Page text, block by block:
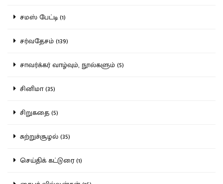
சமஸ் பேட்டி (1)
சர்வதேசம் (139)
சாவர்க்கர் வாழ்வும், நூல்களும் (5)
சினிமா (35)
சிறுகதை (5)
சுற்றுச்சூழல் (35)
செய்திக் கட்டுரை (1)